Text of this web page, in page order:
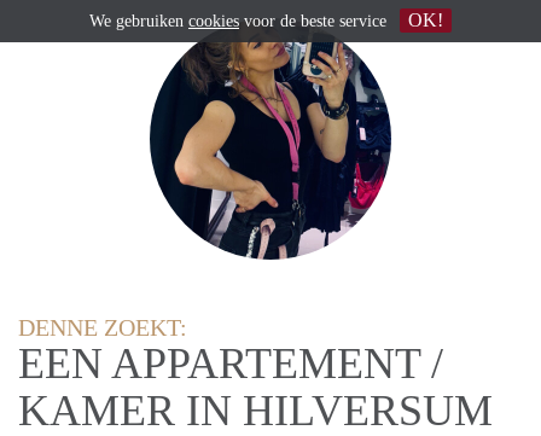
DENNE ZOEKT:
EEN APPARTEMENT /
KAMER IN HILVERSUM
We gebruiken cookies voor de beste service OK!